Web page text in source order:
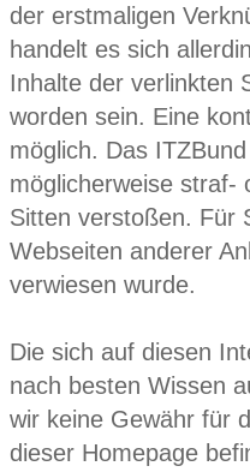
der erstmaligen
handelt es sich
Inhalte der verlinkten
worden sein. Eine
möglich. Das
möglicherweise straf-
Sitten verstoßen. Für
Webseiten anderer
verwiesen wurde.
Die sich auf diesen
nach besten Wissen
wir keine Gewähr für
dieser Homepage